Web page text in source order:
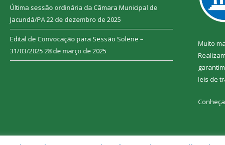
Última sessão ordinária da Câmara Municipal de
Jacundá/PA22 de dezembro de 2025
Edital de Convocação para Sessão Solene –
31/03/2025 28 de março de 2025
Muito
leis de